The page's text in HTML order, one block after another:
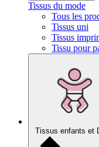
Tissus du mode
Tous les
Tissus uni
Tissus
Tissu pour
Tissus enfants et